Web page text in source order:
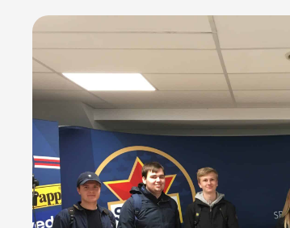
Våre linjer
Filmproduksjon – Japan
Foto – fashion og kunst
Grafisk design – Japansk kultur
Musikkproduksjon – Artist &